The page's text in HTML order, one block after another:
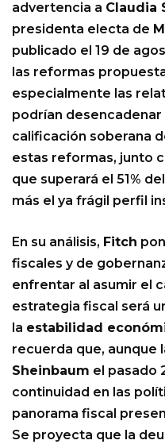
advertencia a Claudia
presidenta electa de
publicado el 19 de
las reformas
especialmente las
podrían desencadenar
calificación soberana
estas reformas, junto
que superará el 51% del
más el ya frágil perfil
En su análisis, Fitch
fiscales y de
enfrentar al asumir el
estrategia fiscal será
la estabilidad
recuerda que, aunque
Sheinbaum el pasado
continuidad en las
panorama fiscal
Se proyecta que la